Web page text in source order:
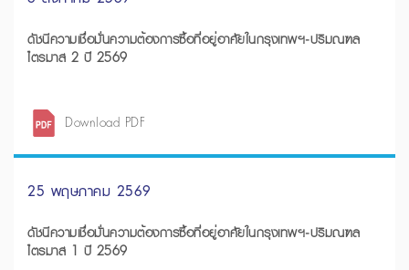
ดัชนีความเชื่อมั่นความต้องการซื้อที่อยู่อาศัยในกรุงเทพฯ-ปริมณฑล
ไตรมาส 2 ปี 2569
Download PDF
25 พฤษภาคม 2569
ดัชนีความเชื่อมั่นความต้องการซื้อที่อยู่อาศัยในกรุงเทพฯ-ปริมณฑล
ไตรมาส 1 ปี 2569